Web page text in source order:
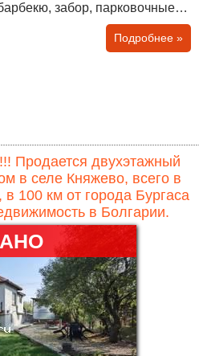
забор, парковочные
снаружи 10 см
ватой изнутри.
комбинированным
с водяным подогревом
Подробнее »
двухэтажный
в селе Княжево, всего в
100 км от города Бургаса
в Болгарии.